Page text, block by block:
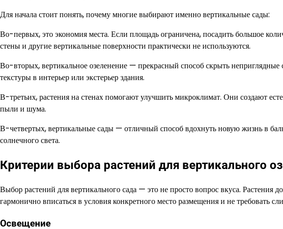
Для начала стоит понять, почему многие выбирают именно вертикальные сады:
Во-первых, это экономия места. Если площадь ограничена, посадить большое
стены и другие вертикальные поверхности практически не используются.
Во-вторых, вертикальное озеленение — прекрасный способ скрыть
текстуры в интерьер или экстерьер здания.
В-третьих, растения на стенах помогают улучшить микроклимат. Они создают
пыли и шума.
В-четвертых, вертикальные сады — отличный способ вдохнуть новую жизнь в
солнечного света.
Критерии выбора растений для вертикального
Выбор растений для вертикального сада — это не просто вопрос вкуса. Растения
гармонично вписаться в условия конкретного место размещения и не требовать
Освещение